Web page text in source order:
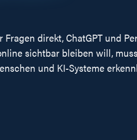
direkt, ChatGPT und
sichtbar bleiben will,
und KI-Systeme